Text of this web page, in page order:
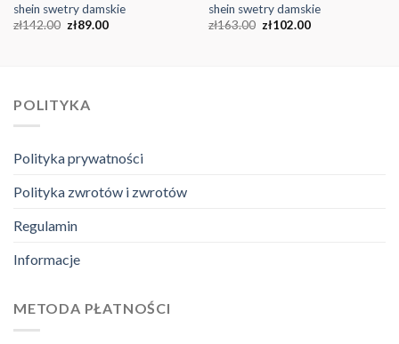
shein swetry damskie
zł142.00 zł89.00
shein swetry damskie
zł163.00 zł102.00
POLITYKA
Polityka prywatności
Polityka zwrotów i zwrotów
Regulamin
Informacje
METODA PŁATNOŚCI